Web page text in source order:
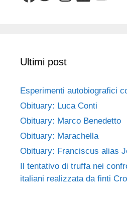
Ultimi post
Esperimenti autobiografici
Obituary: Luca Conti
Obituary: Marco Benedetto
Obituary: Marachella
Obituary: Franciscus alias
Il tentativo di truffa nei
italiani realizzata da finti